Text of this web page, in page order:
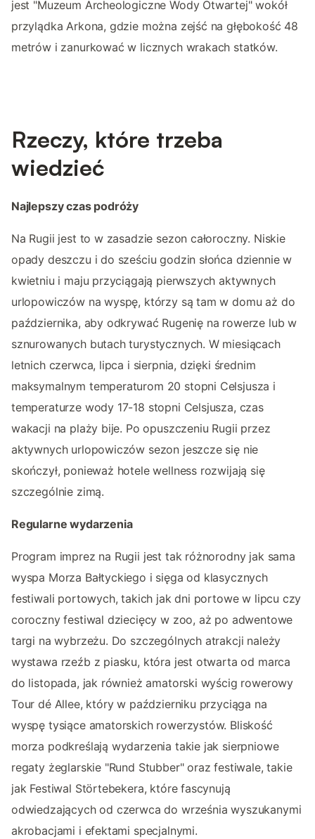
jest "Muzeum Archeologiczne Wody Otwartej" wokół
przylądka Arkona, gdzie można zejść na głębokość 48
metrów i zanurkować w licznych wrakach statków.
Rzeczy, które trzeba
wiedzieć
Najlepszy czas podróży
Na Rugii jest to w zasadzie sezon całoroczny. Niskie
opady deszczu i do sześciu godzin słońca dziennie w
kwietniu i maju przyciągają pierwszych aktywnych
urlopowiczów na wyspę, którzy są tam w domu aż do
października, aby odkrywać Rugenię na rowerze lub w
sznurowanych butach turystycznych. W miesiącach
letnich czerwca, lipca i sierpnia, dzięki średnim
maksymalnym temperaturom 20 stopni Celsjusza i
temperaturze wody 17-18 stopni Celsjusza, czas
wakacji na plaży bije. Po opuszczeniu Rugii przez
aktywnych urlopowiczów sezon jeszcze się nie
skończył, ponieważ hotele wellness rozwijają się
szczególnie zimą.
Regularne wydarzenia
Program imprez na Rugii jest tak różnorodny jak sama
wyspa Morza Bałtyckiego i sięga od klasycznych
festiwali portowych, takich jak dni portowe w lipcu czy
coroczny festiwal dziecięcy w zoo, aż po adwentowe
targi na wybrzeżu. Do szczególnych atrakcji należy
wystawa rzeźb z piasku, która jest otwarta od marca
do listopada, jak również amatorski wyścig rowerowy
Tour dé Allee, który w październiku przyciąga na
wyspę tysiące amatorskich rowerzystów. Bliskość
morza podkreślają wydarzenia takie jak sierpniowe
regaty żeglarskie "Rund Stubber" oraz festiwale, takie
jak Festiwal Störtebekera, które fascynują
odwiedzających od czerwca do września wyszukanymi
akrobacjami i efektami specjalnymi.